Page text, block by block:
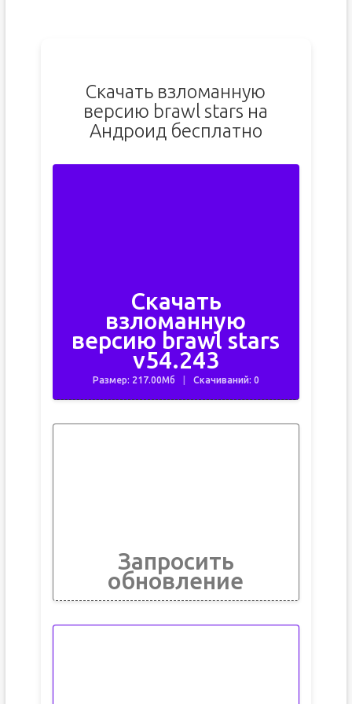
Скачать взломанную
версию brawl stars на
Андроид бесплатно
Скачать
взломанную
версию brawl stars
v54.243
Размер: 217.00Мб Скачиваний: 0
Запросить
обновление